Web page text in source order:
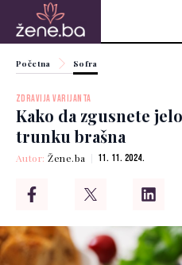
Početna Sofra
ZDRAVIJA VARIJANTA
Kako da zgusnete
trunku brašna
Autor:Žene.ba 11. 11. 2024.